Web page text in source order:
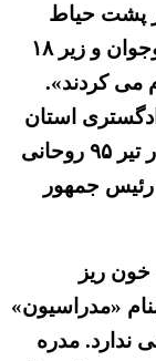
پشت حیاط
خلوت زندان یونسکو دزفول، زندانیان نوجوان و زیر ۱۸
می کردند».
رئیس کل دادگستری استان
تهران، سپس معاون وزیر کشور شد و در تیر ۹۵ روحانی
رئیس جمهور
ریز
«مدراسیون»
ندارد. مدره